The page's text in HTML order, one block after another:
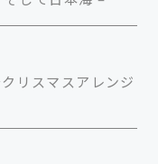
リスマスアレンジ